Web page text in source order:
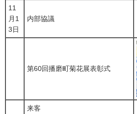
11
月1
3日
内部協議
第60回播磨町菊花展表彰式
来客